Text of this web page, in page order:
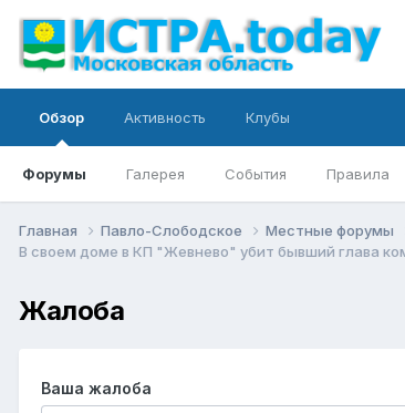
Обзор
Форумы Галерея События Правила
Активность Клубы
Главная Павло-Слободское Местные форумы
В своем доме в КП "Жевнево" убит бывший глава
Жалоба
Ваша жалоба